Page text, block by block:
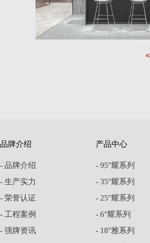
«
品牌介绍
- 品牌介绍
- 生产实力
- 荣誉认证
- 工程案例
- 强牌资讯
产品中心
- 95°耀系列
- 35°耀系列
- 25°耀系列
- 6°耀系列
- 18°雅系列